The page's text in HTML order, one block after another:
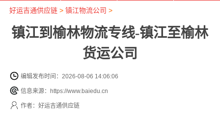
好运吉通供应链> 镇江物流公司 >
镇江到榆林物流专线-镇江至榆林
货运公司
编辑发布时间：2026-08-06 14:06:06
信息来源：https://www.baiedu.cn
作者：好运吉通供应链